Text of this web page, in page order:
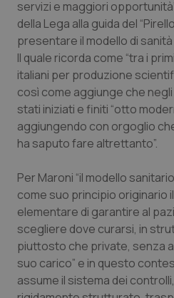
Calabria
Campania
Emilia-Romagna
Friuli Venezia Giulia
Liguria
Lombardia
Marche
Asma & BPCO
Car-T
Colesterolo &
Dermatite Atopica
Disturbi dell’umore
Dolore
Donna & Salute
servizi e maggiori
della Lega alla guida del
presentare il modello di
Il quale ricorda come “tra i
italiani per produzione
così come aggiunge che
stati iniziati e finiti “otto
aggiungendo con orgoglio
ha saputo fare altrettanto”.
Per Maroni “il modello
come suo principio originario
elementare di garantire al
scegliere dove curarsi, in
piuttosto che private, senza
suo carico” e in questo
assume il sistema dei